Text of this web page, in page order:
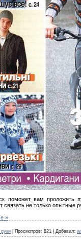
поможет вам проложить
связать не только опытные
»
Просмотров: 821 Добавил: